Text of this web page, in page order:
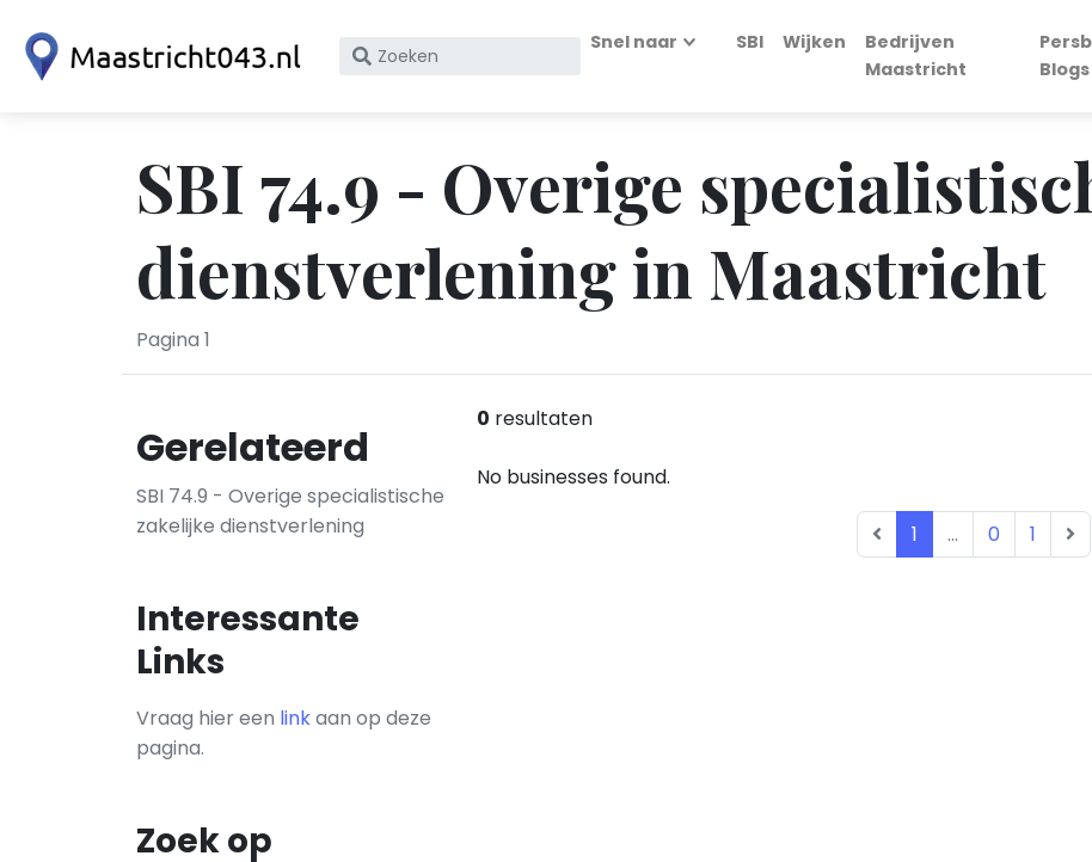
Zoek
KvK
nummer
Snel naar SBI Wijken
Bedrijven
Maastricht
Blogs
SBI 74.9 - Overige
dienstverlening in Maastricht
Pagina 1
Gerelateerd
SBI 74.9 - Overige specialistische
zakelijke dienstverlening
Interessante
Links
Vraag hier een linkaan op deze
pagina.
Zoek op
0 resultaten
No businesses found.
1 ... 0 1